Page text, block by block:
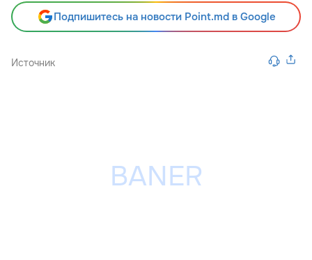
Подпишитесь на новости Point.md в Google
Источник